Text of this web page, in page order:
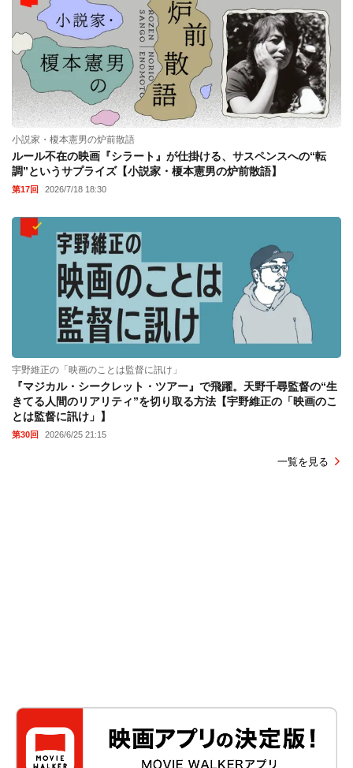
ング』後編】
第20回 2026/6/17 19:30
小説家・榎本憲男の炉前散語
ルール不在の映画『シラート』が仕掛ける、サスペンスへの“転
調”というサプライズ【小説家・榎本憲男の炉前散語】
2026/7/18 18:30
『マジカル・シークレット・ツアー』で飛躍。天野千尋監督の“生